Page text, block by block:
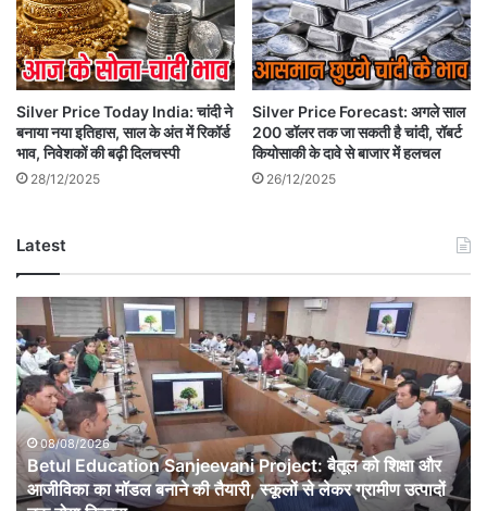
Silver Price Today India: चांदी ने
बनाया नया इतिहास, साल के अंत में रिकॉर्ड
भाव, निवेशकों की बढ़ी दिलचस्पी
28/12/2025
Silver Price Forecast: अगले साल
200 डॉलर तक जा सकती है चांदी, रॉबर्ट
कियोसाकी के दावे से बाजार में हलचल
26/12/2025
Latest
Betul
Education
Sanjeevani
Project:
बैतूल
को
शिक्षा
और
आजीविका
08/08/2026
Betul Education Sanjeevani Project: बैतूल को शिक्षा और
आजीविका का मॉडल बनाने की तैयारी, स्कूलों से लेकर ग्रामीण उत्पादों